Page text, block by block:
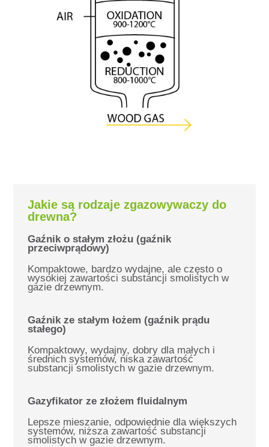
Jakie są rodzaje zgazowywaczy do
drewna?
Gaźnik o stałym złożu (gaźnik
przeciwprądowy)
Kompaktowe, bardzo wydajne, ale często o
wysokiej zawartości substancji smolistych w
gazie drzewnym.
Gaźnik ze stałym łożem (gaźnik prądu
stałego)
Kompaktowy, wydajny, dobry dla małych i
średnich systemów, niska zawartość
substancji smolistych w gazie drzewnym.
Gazyfikator ze złożem fluidalnym
Lepsze mieszanie, odpowiednie dla większych
systemów, niższa zawartość substancji
smolistych w gazie drzewnym.